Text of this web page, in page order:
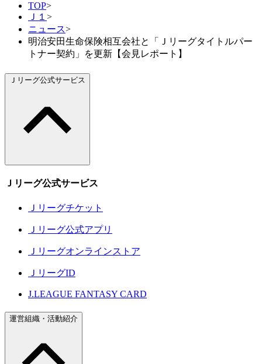
TOP>
Ｊ１ >
ニュース>
明治安田生命保険相互会社と「Ｊリーグタイトルパー
トナー契約」を更新【会見レポート】
Ｊリーグ公式サービス
Ｊリーグ公式サービス
Ｊリーグチケット
Ｊリーグ公式アプリ
Ｊリーグオンラインストア
ＪリーグID
J.LEAGUE FANTASY CARD
運営組織・活動紹介